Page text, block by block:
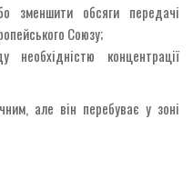
зменшити обсяги передачі
Союзу;
необхідністю концентрації
але він перебуває у зоні